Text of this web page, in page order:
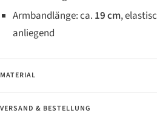
Armbandlänge: ca. 19 cm,
anliegend
MATERIAL
VERSAND & BESTELLUNG